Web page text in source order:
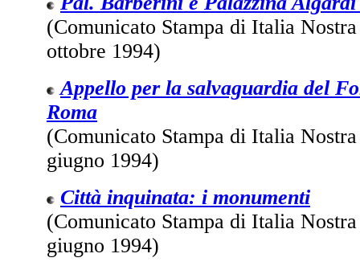
(Comunicato Stampa di Italia
ottobre 1994)
Appello per la salvaguardia del
Roma
(Comunicato Stampa di Italia
giugno 1994)
Città inquinata: i monumenti
(Comunicato Stampa di Italia
giugno 1994)